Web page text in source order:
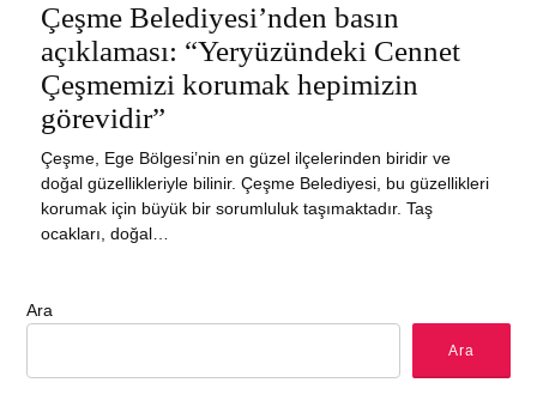
2023
Çeşme Belediyesi’nden basın
açıklaması: “Yeryüzündeki Cennet
Çeşmemizi korumak hepimizin
görevidir”
Çeşme, Ege Bölgesi’nin en güzel ilçelerinden biridir ve
doğal güzellikleriyle bilinir. Çeşme Belediyesi, bu güzellikleri
korumak için büyük bir sorumluluk taşımaktadır. Taş
ocakları, doğal…
Ara
Ara